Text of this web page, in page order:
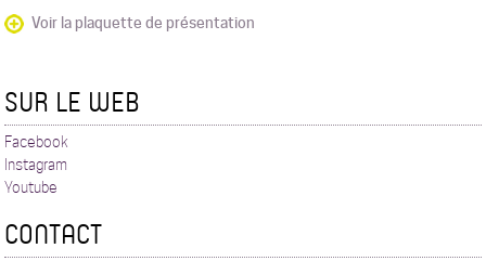
Voir la plaquette de présentation
SUR LE WEB
Facebook
Instagram
Youtube
CONTACT